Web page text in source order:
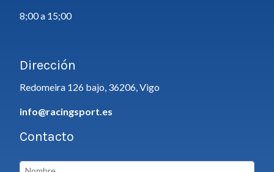
8;00 a 15;00
Dirección
Redomeira 126 bajo, 36206, Vigo
info@racingsport.es
Contacto